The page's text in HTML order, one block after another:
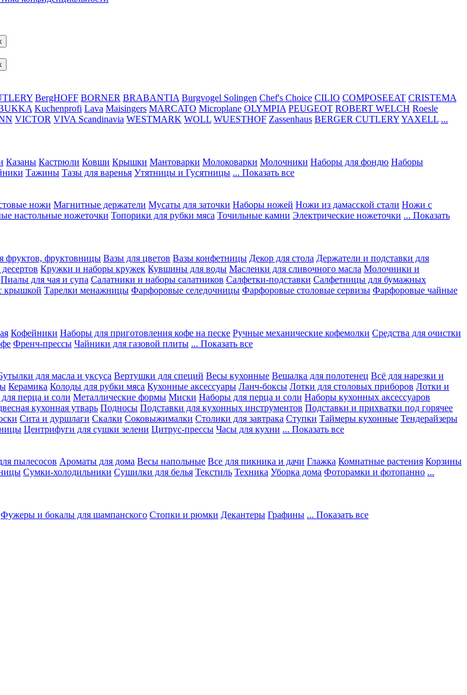
BergHOFF BORNER BRABANTIA Burgvogel Solingen Chef's Choice CILIO COMPOSEEAT CRISTEMA
Kuchenprofi Lava Maisingers MARCATO Microplane OLYMPIA PEUGEOT ROBERT WELCH Roesle
VICTOR VIVA Scandinavia WESTMARK WOLL WUESTHOF Zassenhaus BERGER CUTLERYYAXELL ...
Казаны Кастрюли Ковши Крышки Мантоварки Молоковарки Молочники Наборы для фондю Наборы
Тажины Тазы для варенья Утятницы и Гусятницы ... Показать все
ножи Магнитные держатели Мусаты для заточки Наборы ножей Ножи из дамасской стали Ножи с
настольные ножеточки Топорики для рубки мяса Точильные камни Электрические ножеточки ... Показать
фруктов, фруктовницы Вазы для цветов Вазы конфетницы Декор для стола Держатели и подставки для
Кружки и наборы кружек Кувшины для воды Масленки для сливочного масла Молочники и
Пиалы для чая и супа Салатники и наборы салатников Салфетки-подставки Салфетницы для бумажных
крышкой Тарелки менажницы Фарфоровые селедочницы Фарфоровые столовые сервизы Фарфоровые чайные
Кофейники Наборы для приготовления кофе на песке Ручные механические кофемолки Средства для очистки
Френч-прессы Чайники для газовой плиты ... Показать все
для масла и уксуса Вертушки для специй Весы кухонные Вешалка для полотенец Всё для нарезки и
Керамика Колоды для рубки мяса Кухонные аксессуары Ланч-боксы Лотки для столовых приборов Лотки и
перца и соли Металлические формы Миски Наборы для перца и соли Наборы кухонных аксессуаров
кухонная утварь Подносы Подставки для кухонных инструментов Подставки и прихватки под горячее
Сита и дуршлаги Скалки Соковыжималки Столики для завтрака Ступки Таймеры кухонные Тендерайзеры
Центрифуги для сушки зелени Цитрус-прессы Часы для кухни ... Показать все
пылесосов Ароматы для дома Весы напольные Все для пикника и дачи Глажка Комнатные растения Корзины
Сумки-холодильники Сушилки для белья Текстиль Техника Уборка дома Фоторамки и фотопанно ...
Фужеры и бокалы для шампанского Стопки и рюмки Декантеры Графины ... Показать все